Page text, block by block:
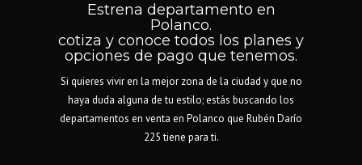
Estrena departamento en
Polanco.
cotiza y conoce todos los planes y
opciones de pago que tenemos.
Si quieres vivir en la mejor zona de la ciudad y que no
haya duda alguna de tu estilo; estás buscando los
departamentos en venta en Polanco que Rubén Darío
225 tiene para ti.